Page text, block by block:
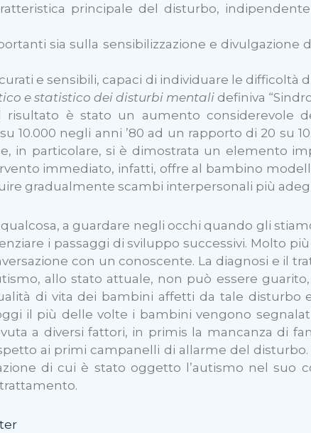
principale del disturbo,
sia sulla sensibilizzazione e divulgazione
e sensibili, capaci di individuare le difficoltà
e statistico dei disturbi mentali definiva
è stato un aumento considerevole
10.000 negli anni ’80 ad un rapporto di 20 su
in particolare, si è dimostrata un elemento
immediato, infatti, offre al bambino
gradualmente scambi interpersonali più
a guardare negli occhi quando gli
i passaggi di sviluppo successivi. Molto
con un conoscente. La diagnosi e il
allo stato attuale, non può essere
di vita dei bambini affetti da tale disturbo
il più delle volte i bambini vengono
a diversi fattori, in primis la mancanza di
ai primi campanelli di allarme del disturbo.
di cui è stato oggetto l’autismo nel suo